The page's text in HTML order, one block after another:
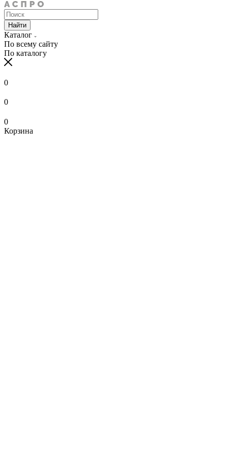
Найти
Каталог
По всему сайту
По каталогу
0
0
0
Корзина